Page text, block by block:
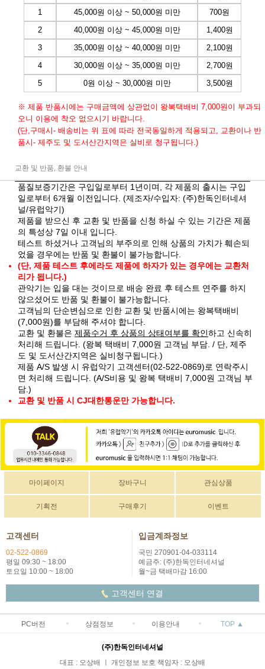
1
45,000원 이상 ~ 50,000원 미만
700원
2
40,000원 이상 ~ 45,000원 미만
1,400원
3
35,000원 이상 ~ 40,000원 미만
2,100원
4
30,000원 이상 ~ 35,000원 미만
2,700원
5
0원 이상 ~ 30,000원 미만 3,500원
※ 제품 반품시에는 구매금액에 상관없이 왕복택배비 7,000원이 부과되
오니 이용에 착오 없으시기 바랍니다.
(단,구매시- 배송비는 위 표에 따라 전국동일하게 적용되고, 교환이나 반
품시- 제주도 및 도서산간지역은 실비로 청구됩니다.)
교환 및 반품, 환불 안내
품질보증기간은 구입일로부터 1년이며, 각 제품의 출시는 구입
일로부터 6개월 이전입니다. (제조자/수입자: (주)한독인터네셔
널/유럽악기)
제품을 받으신 후 교환 및 반품을 신청 하실 수 있는 기간은 제품
의 특성상 7일 이내 입니다.
테스트 하셨거나 고객님의 부주의로 인해 상품의 가치가 훼손되
었을 경우에는 반품 및 환불이 불가능합니다.
(단, 제품 테스트 후에라도 제품에 하자가 있는 경우에는 교환처
리가 됩니다.)
관악기는 입을 대는 것이므로 배송 완료 후 테스트 연주를 하지
않으셨어도 반품 및 환불이 불가능합니다.
고객님의 단순변심으로 인한 교환 및 반품시에는 왕복택배비
(7,000원)를 부담해 주셔야 합니다.
교환 및 환불은 제품수거 후 상품의 상태여부를 확인하고 신속히
처리해 드립니다. (왕복 택배비 7,000원 고객님 부담. / 단, 제주
도 및 도서산간지역은 실비청구됩니다.)
제품 A/S 발생 시 유럽악기 고객센터(02-522-0869)로 연락주시
면 처리해 드립니다. (A/S비용 및 왕복 택배비 7,000원 고객님 부
담.)
교환 및 반품 시 CJ대한통운만 가능합니다.
마이페이지 장바구니 관심상품
기획전 구매후기 이벤트
고객센터
02-522-0869
평일 09:30 ~ 18:00
토요일 10:00 ~ 18:00
입금계좌정보
국민 270901-04-033114
예금주: (주)한독인터네셔널
월~금 택배마감 16:00
고객센터 연결
PC버전 상점정보 이용안내 TOP ▲
(주)한독인터네셔널
대표 : 오상배 ㅣ 개인정보 보호 책임자 : 오상배